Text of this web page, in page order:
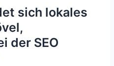
sich lokales
der SEO